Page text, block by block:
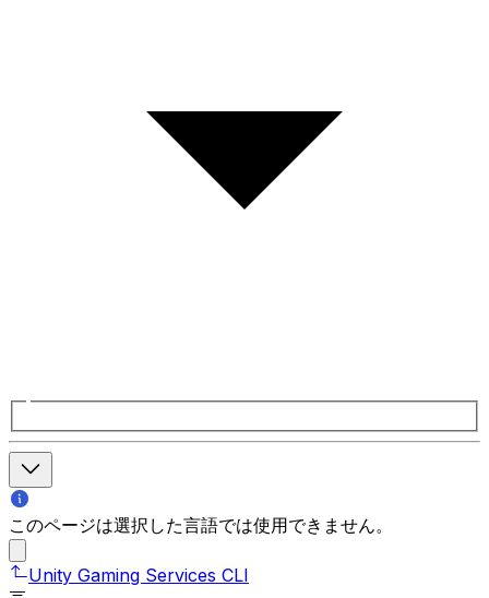
このページは選択した言語では使用できません。
Unity Gaming Services CLI